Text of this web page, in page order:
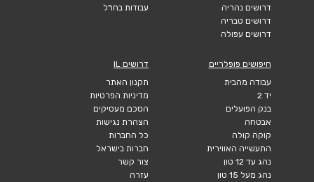
דרושים נהריה
דרושים טבריה
דרושים עפולה
עבודות בחו"ל
חיפושים פופלריים
עבודה מהבית
יד 2
בנק הפועלים
אבטחה
קוקה קולה
התעשייה האווירית
נהג עד 12 טון
נהג מעל 15 טון
דרושים IL
תקנון האתר
מדיניות הפרטיות
הסכם מעסיקים
הצהרת נגישות
כל החברות
חברות בישראל
צור קשר
עזרה